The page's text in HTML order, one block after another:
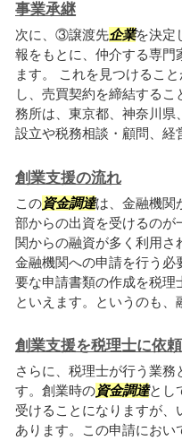
事業承継
次に、③譲渡先企業を決定
報をもとに、仲介する専門
ます。 これを見つけるこ
し、売買契約を締結する
務所は、東京都、神奈川県
設立や税務相談・顧問、経
創業支援の流れ
この資金調達は、金融機関
部からの出資を受けるのが
関からの融資が多く利用さ
金融機関への申請を行う必
要な申請書類の作成を税理
といえます。というのも、
創業支援を税理士に依
さらに、税理士が行う業務
す。創業時の資金調達とし
受けることになりますが
あります。この申請におい